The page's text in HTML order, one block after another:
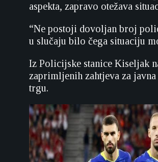
aspekta, zapravo otežava
“Ne postoji dovoljan broj
u slučaju bilo čega situaciju
Iz Policijske stanice Kiseljak
zaprimljenih zahtjeva za
trgu.